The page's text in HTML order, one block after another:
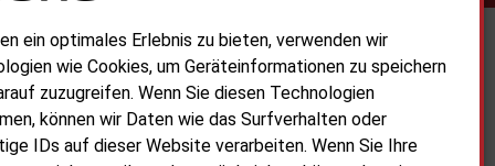
ein optimales Erlebnis zu bieten, verwenden wir
wie Cookies, um Geräteinformationen zu speichern
zuzugreifen. Wenn Sie diesen Technologien
können wir Daten wie das Surfverhalten oder
IDs auf dieser Website verarbeiten. Wenn Sie Ihre
Öffnungszeiten:
Mo. - Fr.: 08:00 - 17:00 Uhr
Sa. - So.: Geschlossen